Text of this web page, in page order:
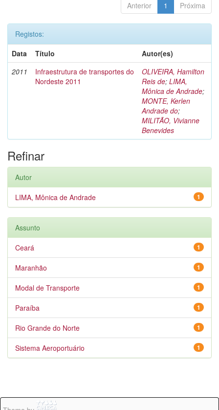
Anterior 1 Próxima
Registos:
Data
Título
Autor(es)
2011
Infraestrutura de transportes do
Nordeste 2011
OLIVEIRA, Hamilton
Reis de; LIMA,
Mônica de Andrade;
MONTE, Kerlen
Andrade do;
MILITÃO, Vivianne
Benevides
Refinar
Autor
1
LIMA, Mônica de Andrade
Assunto
1
Ceará
1
Maranhão
1
Modal de Transporte
1
Paraíba
1
Rio Grande do Norte
1
Sistema Aeroportuário